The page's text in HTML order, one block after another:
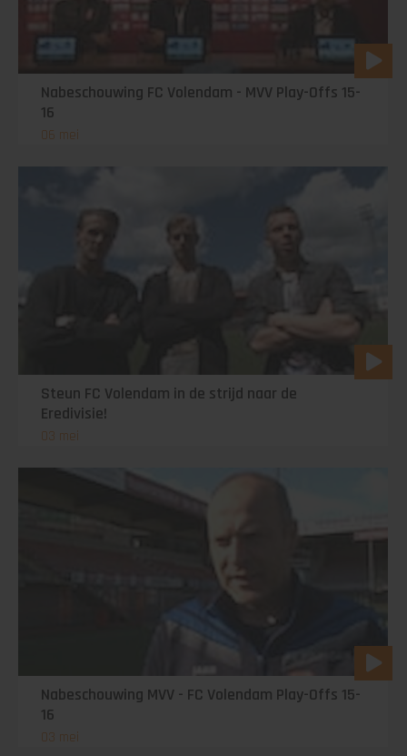
Nabeschouwing FC Volendam - MVV Play-Offs 15-
16
06 mei
Steun FC Volendam in de strijd naar de
Eredivisie!
03 mei
Nabeschouwing MVV - FC Volendam Play-Offs 15-
16
03 mei